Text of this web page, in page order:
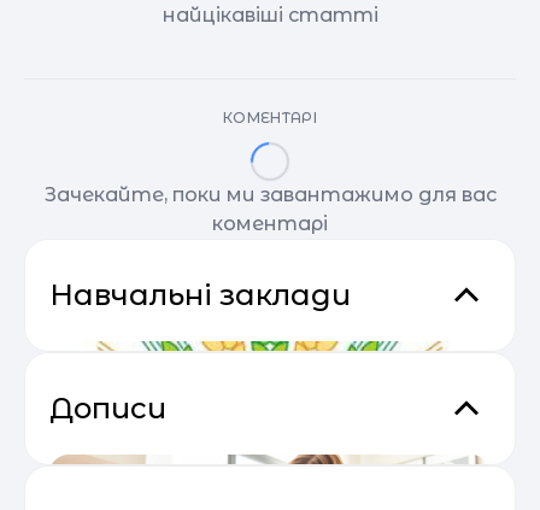
найцікавіші статті
КОМЕНТАРІ
Зачекайте, поки ми завантажимо для вас
коментарі
Навчальні заклади
Дописи